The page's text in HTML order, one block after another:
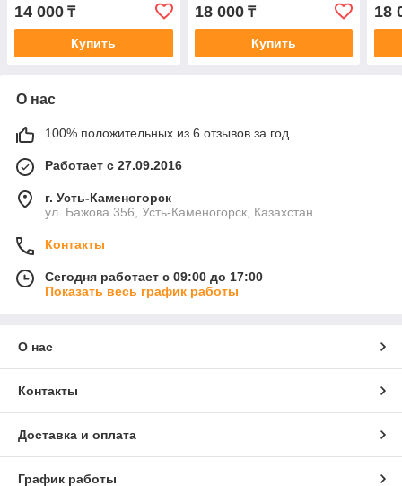
14 000 ₸
Купить
18 000₸
Купить
18
О нас
100% положительных из 6 отзывов за год
Работает с 27.09.2016
г. Усть-Каменогорск
ул. Бажова 356, Усть-Каменогорск, Казахстан
Контакты
Сегодня работает с 09:00 до 17:00
Показать весь график работы
О нас
Контакты
Доставка и оплата
График работы